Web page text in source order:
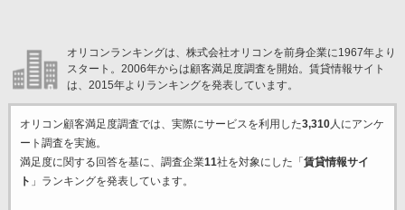
オリコンランキングは、株式会社オリコンを前身企業に1967年より
スタート。2006年からは顧客満足度調査を開始。賃貸情報サイト
は、2015年よりランキングを発表しています。
オリコン顧客満足度調査では、実際にサービスを利用した3,310人にアンケ
ート調査を実施。
満足度に関する回答を基に、調査企業11社を対象にした「 賃貸情報サイ
ト 」ランキングを発表しています。